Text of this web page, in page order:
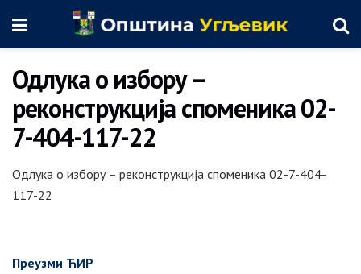
Одлука о избору –
реконструкција споменика 02-
7-404-117-22
Одлука о избору – реконструкција споменика 02-7-404-
117-22
Преузми ЋИР